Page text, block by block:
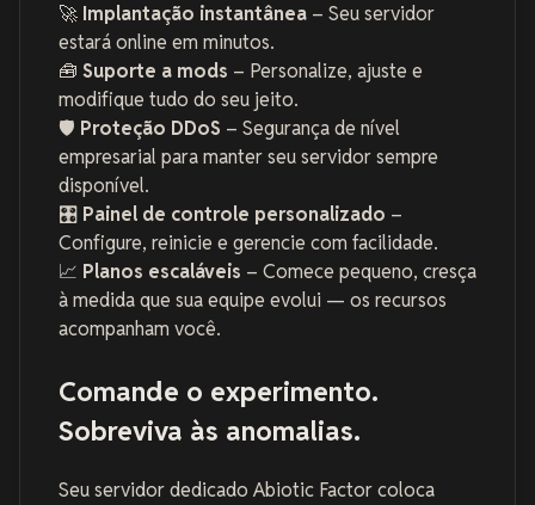
🚀 Implantação instantânea – Seu servidor
estará online em minutos.
🧰 Suporte a mods – Personalize, ajuste e
modifique tudo do seu jeito.
🛡️ Proteção DDoS – Segurança de nível
empresarial para manter seu servidor sempre
disponível.
🎛️ Painel de controle personalizado –
Configure, reinicie e gerencie com facilidade.
📈 Planos escaláveis – Comece pequeno, cresça
à medida que sua equipe evolui — os recursos
acompanham você.
Comande o experimento.
Sobreviva às anomalias.
Seu servidor dedicado Abiotic Factorcoloca